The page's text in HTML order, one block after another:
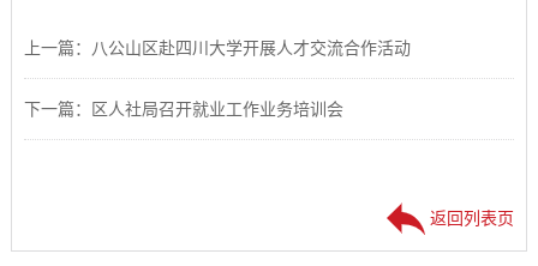
上一篇：八公山区赴四川大学开展人才交流合作活动
下一篇：区人社局召开就业工作业务培训会
返回列表页